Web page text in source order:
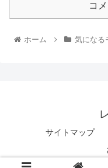
コ
ホーム 気になる
サイトマップ